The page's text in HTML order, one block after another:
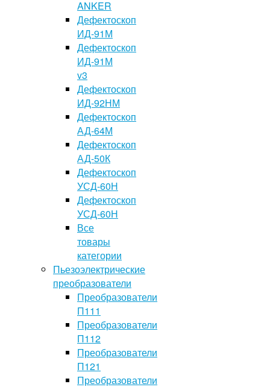
ANKER
Дефектоскоп
ИД-91М
Дефектоскоп
ИД-91М
v3
Дефектоскоп
ИД-92НМ
Дефектоскоп
АД-64М
Дефектоскоп
АД-50К
Дефектоскоп
УСД-60Н
Дефектоскоп
УСД-60Н
Все
товары
категории
Пьезоэлектрические
преобразователи
Преобразователи
П111
Преобразователи
П112
Преобразователи
П121
Преобразователи